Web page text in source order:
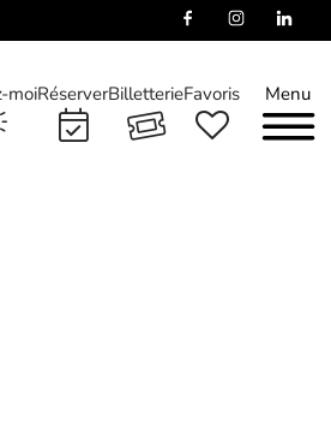
Menu
moiRéserverBilletterieFavoris